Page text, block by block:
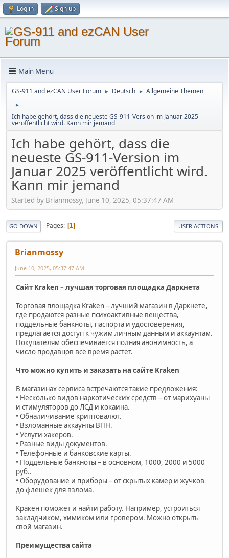
Log in Sign up
Main Menu
GS-911 and ezCAN User Forum ► Deutsch ► Allgemeine Themen
►
Ich habe gehört, dass die neueste GS-911-Version im Januar 2025
veröffentlicht wird. Kann mir jemand
Ich habe gehört, dass die
neueste GS-911-Version im
Januar 2025 veröffentlicht wird.
Kann mir jemand
Started by Brianmossy, June 10, 2025, 05:37:47 AM
GO DOWN Pages 1 USER ACTIONS
Brianmossy
June 10, 2025, 05:37:47 AM
Сайт Kraken – лучшая торговая площадка Даркнета
Торговая площадка Kraken – лучший магазин в Даркнете,
где продаются разные психоактивные вещества,
поддельные банкноты, паспорта и удостоверения,
предлагается доступ к чужим личным данным и аккаунтам.
Покупателям обеспечивается полная анонимность, а
число продавцов всё время растёт.
Что можно купить и заказать на сайте Kraken
В магазинах сервиса встречаются такие предложения:
• Несколько видов наркотических средств – от марихуаны
и стимуляторов до ЛСД и кокаина.
• Обналичивание криптовалют.
• Взломанные аккаунты ВПН.
• Услуги хакеров.
• Разные виды документов.
• Телефонные и банковские карты.
• Поддельные банкноты – в основном, 1000, 2000 и 5000
руб..
• Оборудование и приборы – от скрытых камер и жучков
до флешек для взлома.
Кракен поможет и найти работу. Например, устроиться
закладчиком, химиком или гровером. Можно открыть
свой магазин.
Преимущества сайта